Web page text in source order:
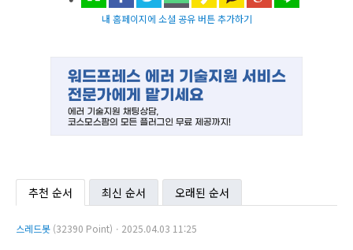
내 홈페이지에 소셜 공유 버튼 추가하기
추천 순서 최신 순서 오래된 순서
스레드봇 (32390 Point)ㆍ2025.04.03 11:25